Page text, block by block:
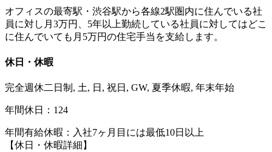
オフィスの最寄駅・渋谷駅から各線2駅圏内に住んでいる社
員に対し月3万円、5年以上勤続している社員に対してはどこ
に住んでいても月5万円の住宅手当を支給します。
休日・休暇
完全週休二日制, 土, 日, 祝日, GW, 夏季休暇, 年末年始
年間休日：124
年間有給休暇：入社7ヶ月目には最低10日以上
【休日・休暇詳細】